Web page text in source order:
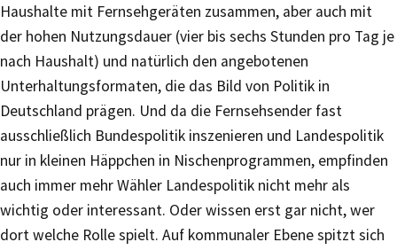
Haushalte mit Fernsehgeräten zusammen, aber auch mit
der hohen Nutzungsdauer (vier bis sechs Stunden pro Tag je
nach Haushalt) und natürlich den angebotenen
Unterhaltungsformaten, die das Bild von Politik in
Deutschland prägen. Und da die Fernsehsender fast
ausschließlich Bundespolitik inszenieren und Landespolitik
nur in kleinen Häppchen in Nischenprogrammen, empfinden
auch immer mehr Wähler Landespolitik nicht mehr als
wichtig oder interessant. Oder wissen erst gar nicht, wer
dort welche Rolle spielt. Auf kommunaler Ebene spitzt sich